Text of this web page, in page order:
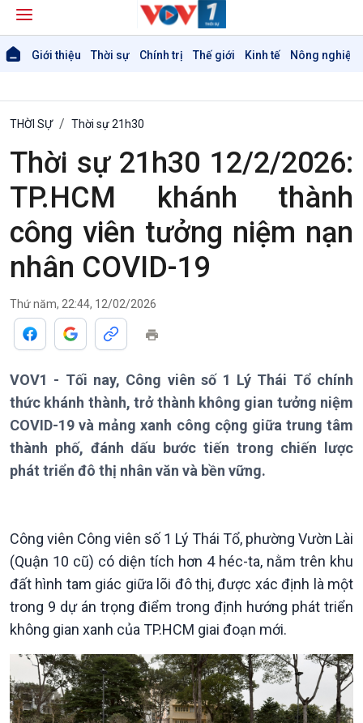
Giới thiệu Thời sự Chính trị Thế giới Kinh tế Nông nghiệp
Giới thiệu
Thời sự 21h30
Bản tin
Chuyên mục
Theo dòng Thời sự
Chính trị
Tin Chính trị
Chính phủ với người dân
Quốc hội với cử tri
Xây dựng đảng
Đảng trong cuộc sống
Thế giới
Tin thế giới
Vấn đề quốc tế
Hồ sơ sự kiện quốc tế
Thế giới & Việt Nam
Biên cương - Một dải vững
THỜI SỰ Thời sự 21h30
Thời sự 21h30 12/2/2026:
TP.HCM khánh thành
công viên tưởng niệm nạn
nhân COVID-19
Thứ năm, 22:44, 12/02/2026
VOV1 - Tối nay, Công viên số 1 Lý Thái Tổ chính
thức khánh thành, trở thành không gian tưởng niệm
COVID-19 và mảng xanh công cộng giữa trung tâm
thành phố, đánh dấu bước tiến trong chiến lược
phát triển đô thị nhân văn và bền vững.
Công viên Công viên số 1 Lý Thái Tổ, phường Vườn Lài
(Quận 10 cũ) có diện tích hơn 4 héc-ta, nằm trên khu
đất hình tam giác giữa lõi đô thị, được xác định là một
trong 9 dự án trọng điểm trong định hướng phát triển
không gian xanh của TP.HCM giai đoạn mới.